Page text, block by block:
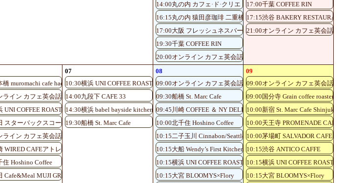
14:00丸の内 カフェ·ド·クリエ
16:15丸の内 猿田彦珈琲 二重橋前駅店
17:00大阪 フレッシュネスバーガーKITTE大阪店
19:30千葉 COFFEE RIN
20:00オンライン カフェ英会話♪
17:00千葉 COFFEE RIN
17:15渋谷 BAKERY
21:00オンライン カフェ英会話♪
guchi
橋 muromachi cafe hachi
ライン カフェ英会話♪
UNI COFFEE ROASTERY
スターバックスコーヒーHEP FIVE
ライン カフェ英会話♪
WIRED CAFEアトレ川崎店
住 Hoshino Coffee
Cafe&Meal MUJI GRAND FRONT OSAKA
07
10:30横浜 UNI COFFEE ROASTERY
14:00九段下 CAFE 33
14:30横浜 babel bayside kitchen
19:30船橋 St. Marc Cafe
08
09:00オンライン カフェ英会話♪
09:30船橋 St. Marc Cafe
09:45川崎 COFFEE ＆ NY DELI CAFE NOLITA
10:00北千住 Hoshino Coffee
10:15二子玉川 Cinnabon/Seattle's Best Coffee
10:15大船 Wendy’s First Kitchen
10:15横浜 UNI COFFEE ROASTERY
10:15大宮 BLOOMYS×Flory
09
09:00オンライン カフェ英会話♪
09:00国分寺 Grain coffee roaster
10:00新宿 St. Marc Cafe Shinjuku
10:00天王寺 PROMENADE CAFE
10:00茅場町 SALVADOR CAFE
10:15渋谷 ANTICO CAFFE
10:15横浜 UNI COFFEE
10:15大宮 BLOOMYS×Flory